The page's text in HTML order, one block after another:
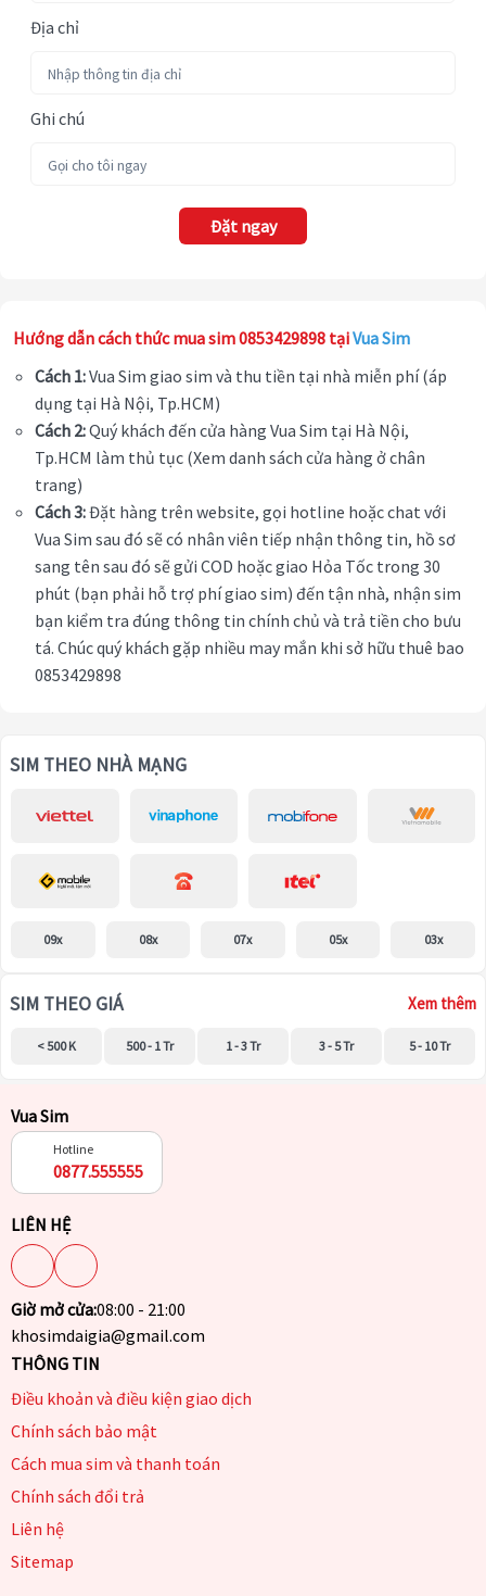
Địa chỉ
Ghi chú
Đặt ngay
Hướng dẫn cách thức mua sim 0853429898 tạiVua Sim
Cách 1:Vua Sim giao sim và thu tiền tại nhà miễn phí (áp
dụng tại Hà Nội, Tp.HCM)
Cách 2:Quý khách đến cửa hàng Vua Sim tại Hà Nội,
Tp.HCM làm thủ tục (Xem danh sách cửa hàng ở chân
trang)
Cách 3:Đặt hàng trên website, gọi hotline hoặc chat với
Vua Sim sau đó sẽ có nhân viên tiếp nhận thông tin, hồ sơ
sang tên sau đó sẽ gửi COD hoặc giao Hỏa Tốc trong 30
phút (bạn phải hỗ trợ phí giao sim) đến tận nhà, nhận sim
bạn kiểm tra đúng thông tin chính chủ và trả tiền cho bưu
tá. Chúc quý khách gặp nhiều may mắn khi sở hữu thuê bao
0853429898
SIM THEO NHÀ MẠNG
09x 08x 07x 05x 03x
SIM THEO GIÁ Xem thêm
< 500 K 500 - 1 Tr 1 - 3 Tr 3 - 5 Tr 5 - 10 Tr
Vua Sim
Hotline
0877.555555
LIÊN HỆ
Giờ mở cửa:08:00 - 21:00
khosimdaigia@gmail.com
THÔNG TIN
Điều khoản và điều kiện giao dịch
Chính sách bảo mật
Cách mua sim và thanh toán
Chính sách đổi trả
Liên hệ
Sitemap